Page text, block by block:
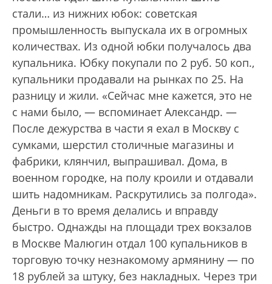
стали… из нижних юбок: советская
промышленность выпускала их в огромных
количествах. Из одной юбки получалось два
купальника. Юбку покупали по 2 руб. 50 коп.,
купальники продавали на рынках по 25. На
разницу и жили. «Сейчас мне кажется, это не
с нами было, — вспоминает Александр. —
После дежурства в части я ехал в Москву с
сумками, шерстил столичные магазины и
фабрики, клянчил, выпрашивал. Дома, в
военном городке, на полу кроили и отдавали
шить надомникам. Раскрутились за полгода».
Деньги в то время делались и вправду
быстро. Однажды на площади трех вокзалов
в Москве Малюгин отдал 100 купальников в
торговую точку незнакомому армянину — по
18 рублей за штуку, без накладных. Через три